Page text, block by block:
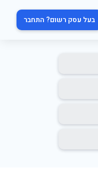
בעל עסק רשום? התחבר